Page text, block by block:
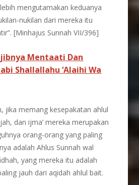
mengutamakan keduanya
nukilan dari mereka itu
[Minhajus Sunnah VII/396]
Mentaati Dan
Shallallahu ‘Alaihi Wa
jika memang kesepakatan ahlul
dan ijma’ mereka merupakan
orang-orang yang paling
adalah Ahlus Sunnah wal
yang mereka itu adalah
jauh dari aqidah ahlul bait.